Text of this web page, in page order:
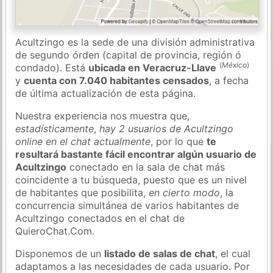
Acultzingo es la sede de una división administrativa
de segundo órden (capital de provincia, región ó
condado). Está ubicada en Veracruz-Llave (México)
ycuenta con 7.040 habitantes censados, a fecha
de última actualización de esta página.
Nuestra experiencia nos muestra que,
estadísticamente,hay 2 usuarios de Acultzingo
online en el chat actualmente, por lo quete
resultará bastante fácil encontrar algún usuario de
Acultzingo conectado en la sala de chat más
coincidente a tu búsqueda, puesto que es un nivel
de habitantes que posibilita,en cierto modo, la
concurrencia simultánea de varios habitantes de
Acultzingo conectados en el chat de
QuieroChat.Com.
Disponemos de un listado de salas de chat, el cual
adaptamos a las necesidades de cada usuario. Por